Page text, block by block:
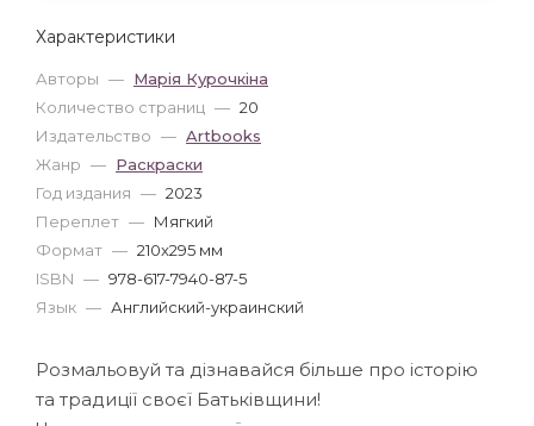
Характеристики
Авторы — Марія Курочкіна
Количество страниц — 20
Издательство — Artbooks
Жанр — Раскраски
Год издания — 2023
Переплет — Мягкий
Формат — 210x295 мм
ISBN — 978-617-7940-87-5
Язык — Английский-украинский
Розмальовуй та дізнавайся більше про історію
та традиції своєї Батьківщини!